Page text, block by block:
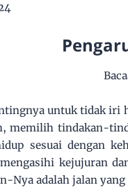
untuk tidak iri
memilih tindakan-
sesuai dengan
kejujuran
Nya adalah jalan